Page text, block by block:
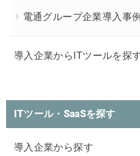
電通グループ企業導入事
導入企業からITツールを探
ITツール・SaaSを探す
導入企業から探す